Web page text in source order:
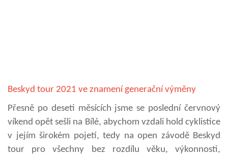
Beskyd tour 2021 ve znamení generační výměny
Přesně po deseti měsících jsme se poslední červnový
víkend opět sešli na Bílé, abychom vzdali hold cyklistice
v jejím širokém pojetí, tedy na open závodě Beskyd
tour pro všechny bez rozdílu věku, výkonnosti,